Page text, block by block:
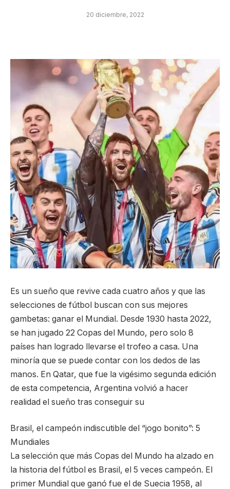
20 diciembre, 2022
Es un sueño que revive cada cuatro años y que las
selecciones de fútbol buscan con sus mejores
gambetas: ganar el Mundial. Desde 1930 hasta 2022,
se han jugado 22 Copas del Mundo, pero solo 8
países han logrado llevarse el trofeo a casa. Una
minoría que se puede contar con los dedos de las
manos. En Qatar, que fue la vigésimo segunda edición
de esta competencia, Argentina volvió a hacer
realidad el sueño tras conseguir su
Brasil, el campeón indiscutible del “jogo bonito”: 5
Mundiales
La selección que más Copas del Mundo ha alzado en
la historia del fútbol es Brasil, el 5 veces campeón. El
primer Mundial que ganó fue el de Suecia 1958, al